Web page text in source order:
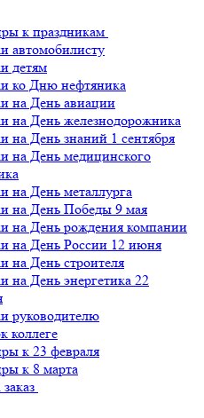
к праздникам
автомобилисту
детям
ко Дню нефтяника
на День авиации
на День железнодорожника
на День знаний 1 сентября
на День медицинского
на День металлурга
на День Победы 9 мая
на День рождения компании
на День России 12 июня
на День строителя
на День энергетика 22
руководителю
коллеге
к 23 февраля
к 8 марта